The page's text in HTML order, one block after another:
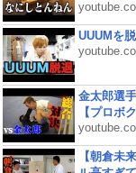
UUUMを
金太郎選
【プロボ
【朝倉未